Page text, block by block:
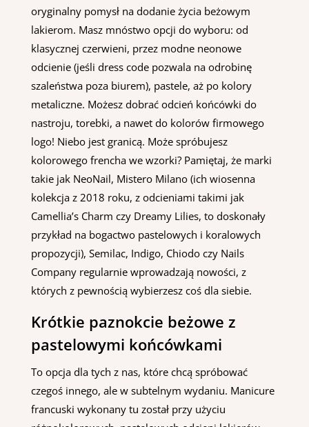
oryginalny pomysł na dodanie życia beżowym
lakierom. Masz mnóstwo opcji do wyboru: od
klasycznej czerwieni, przez modne neonowe
odcienie (jeśli dress code pozwala na odrobinę
szaleństwa poza biurem), pastele, aż po kolory
metaliczne. Możesz dobrać odcień końcówki do
nastroju, torebki, a nawet do kolorów firmowego
logo! Niebo jest granicą. Może spróbujesz
kolorowego frencha we wzorki? Pamiętaj, że marki
takie jak NeoNail, Mistero Milano (ich wiosenna
kolekcja z 2018 roku, z odcieniami takimi jak
Camellia’s Charm czy Dreamy Lilies, to doskonały
przykład na bogactwo pastelowych i koralowych
propozycji), Semilac, Indigo, Chiodo czy Nails
Company regularnie wprowadzają nowości, z
których z pewnością wybierzesz coś dla siebie.
Krótkie paznokcie beżowe z
pastelowymi końcówkami
To opcja dla tych z nas, które chcą spróbować
czegoś innego, ale w subtelnym wydaniu. Manicure
francuski wykonany tu został przy użyciu